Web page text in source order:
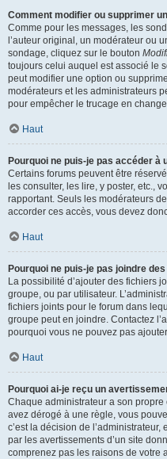
Comment modifier ou supprimer
Comme pour les messages, les
l’auteur original, un modérateur ou
sondage, cliquez sur le bouton
toujours celui auquel est associé le
peut modifier une option ou
modérateurs et les administrateurs
pour empêcher le trucage en
Haut
Pourquoi ne puis-je pas accéder à
Certains forums peuvent être
les consulter, les lire, y poster, etc.,
rapportant. Seuls les modérateurs
accorder ces accès, vous devez
Haut
Pourquoi ne puis-je pas joindre
La possibilité d’ajouter des fichiers
groupe, ou par utilisateur.
fichiers joints pour le forum dans
groupe peut en joindre. Contactez
pourquoi vous ne pouvez pas
Haut
Pourquoi ai-je reçu un
Chaque administrateur a son
avez dérogé à une règle, vous
c’est la décision de
par les avertissements d’un site
comprenez pas les raisons de votre